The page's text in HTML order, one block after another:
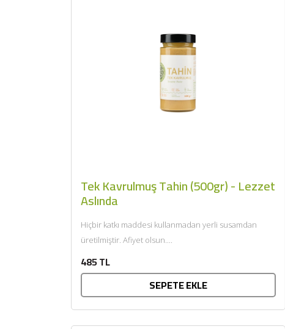
Tek Kavrulmuş Tahin (500gr) - Lezzet
Aslında
Hiçbir katkı maddesi kullanmadan yerli susamdan
üretilmiştir. Afiyet olsun....
485 TL
SEPETE EKLE